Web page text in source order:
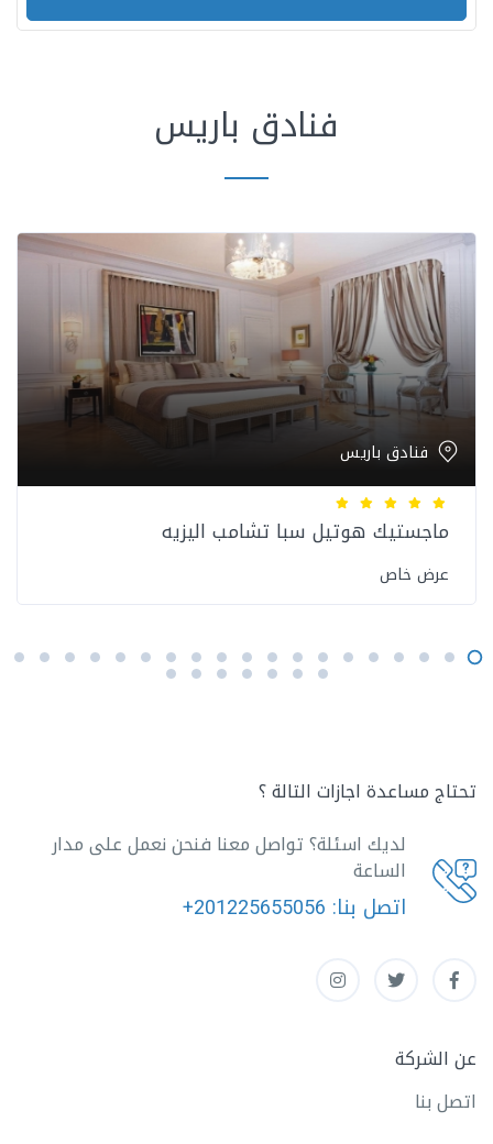
فنادق باريس
فنادق باريس
ماجستيك هوتيل سبا تشامب اليزيه
عرض خاص
تحتاج مساعدة اجازات التالة ؟
لديك اسئلة؟ تواصل معنا فنحن نعمل على مدار
الساعة
اتصل بنا: +201225655056
عن الشركة
اتصل بنا